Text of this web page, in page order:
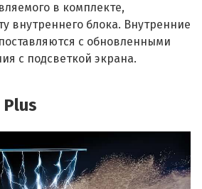
в комплекте,
внутреннего блока. Внутренние
с обновленными
с подсветкой экрана.